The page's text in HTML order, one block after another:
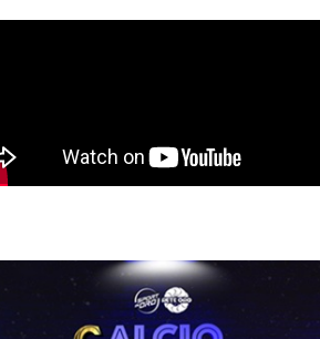
(Certosa V.
merca